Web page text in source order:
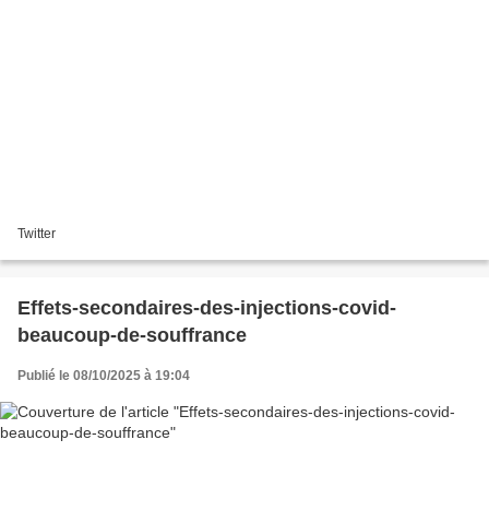
Twitter
Effets-secondaires-des-injections-covid-
beaucoup-de-souffrance
Publié le 08/10/2025 à 19:04